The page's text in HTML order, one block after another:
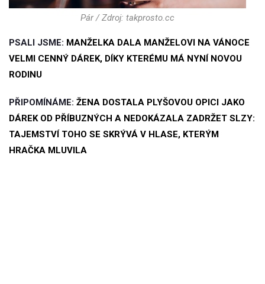
Pár / Zdroj: takprosto.cc
PSALI JSME: MANŽELKA DALA MANŽELOVI NA VÁNOCE
VELMI CENNÝ DÁREK, DÍKY KTERÉMU MÁ NYNÍ NOVOU
RODINU
PŘIPOMÍNÁME: ŽENA DOSTALA PLYŠOVOU OPICI JAKO
DÁREK OD PŘÍBUZNÝCH A NEDOKÁZALA ZADRŽET SLZY:
TAJEMSTVÍ TOHO SE SKRÝVÁ V HLASE, KTERÝM
HRAČKA MLUVILA